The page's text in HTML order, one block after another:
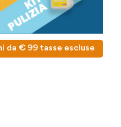
da € 99 tasse escluse